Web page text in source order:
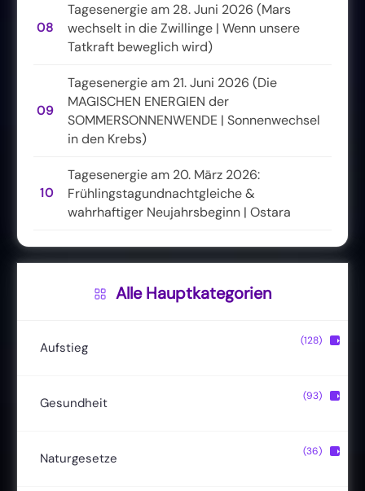
08
Tagesenergie am 28. Juni 2026 (Mars
wechselt in die Zwillinge | Wenn unsere
Tatkraft beweglich wird)
09
Tagesenergie am 21. Juni 2026 (Die
MAGISCHEN ENERGIEN der
SOMMERSONNENWENDE | Sonnenwechsel
in den Krebs)
10
Tagesenergie am 20. März 2026:
Frühlingstagundnachtgleiche &
wahrhaftiger Neujahrsbeginn | Ostara
Alle Hauptkategorien
Aufstieg
Christusbewusstsein (20)
(11)
(128) ▶
Gesundheit
(13)
(93) ▶
Naturgesetze (36) ▶